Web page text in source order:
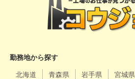
勤務地から探す
北海道 青森県 岩手県 宮城県